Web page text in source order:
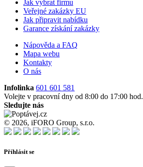
Jak vybrat firmu
Veřejné zakázky EU
Jak připravit nabídku
Garance získání zakázky
Nápověda a FAQ
Mapa webu
Kontakty
O nás
Infolinka 601 601 581
Volejte v pracovní dny od 8:00 do 17:00 hod.
Sledujte nás
© 2026, iFORO Group, s.r.o.
Příhlásit se